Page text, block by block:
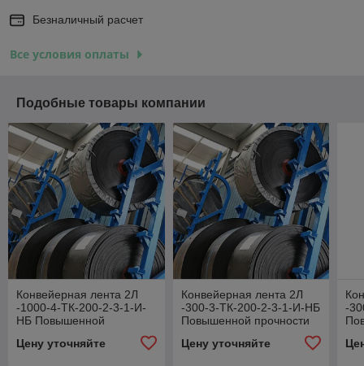
Безналичный расчет
Все условия оплаты
Подобные товары компании
Конвейерная лента 2Л
-1000-4-ТК-200-2-3-1-И-
НБ Повышенной
Цену уточняйте
Конвейерная лента 2Л
-300-3-ТК-200-2-3-1-И-НБ
Повышенной прочности
Цену уточняйте
-